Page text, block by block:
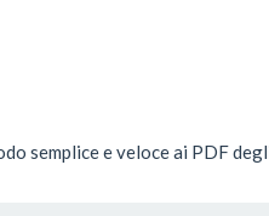
semplice e veloce ai PDF